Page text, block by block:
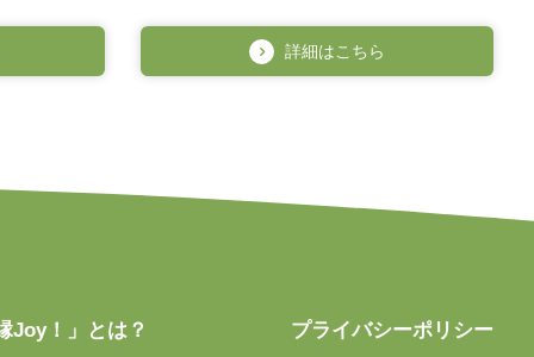
詳細はこちら
Joy！」とは？ プライバシーポリシー